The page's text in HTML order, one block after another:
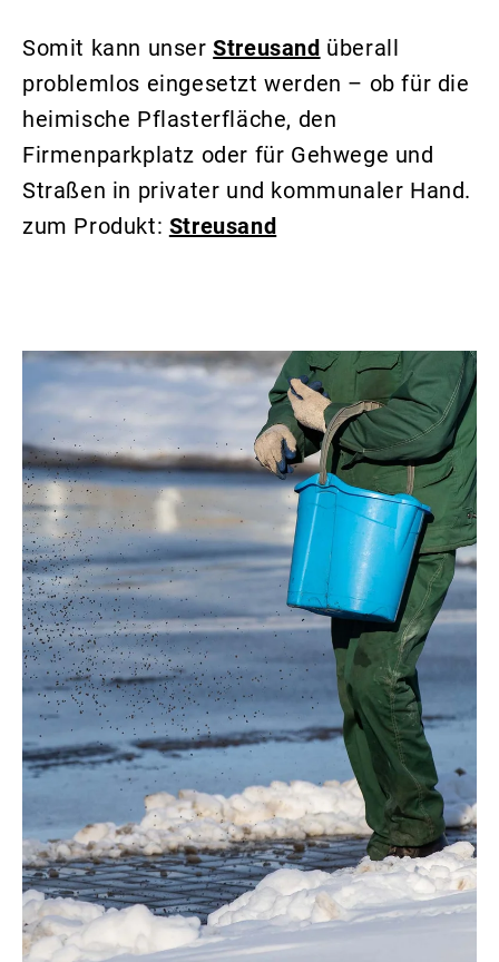
Somit kann unserStreusand überall
problemlos eingesetzt werden – ob für die
heimische Pflasterfläche, den
Firmenparkplatz oder für Gehwege und
Straßen in privater und kommunaler Hand.
zum Produkt: Streusand